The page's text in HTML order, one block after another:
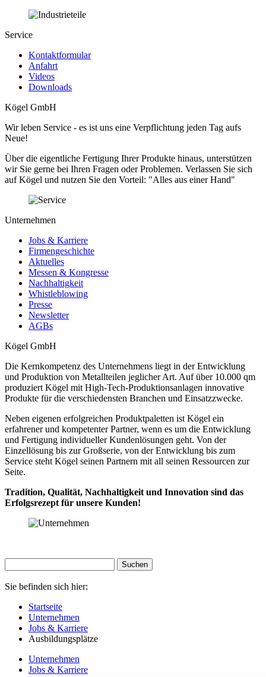
Service
Kontaktformular
Anfahrt
Videos
Downloads
Kögel GmbH
Wir leben Service - es ist uns eine Verpflichtung jeden Tag aufs
Neue!
Über die eigentliche Fertigung Ihrer Produkte hinaus, unterstützen
wir Sie gerne bei Ihren Fragen oder Problemen. Verlassen Sie sich
auf Kögel und nutzen Sie den Vorteil: "Alles aus einer Hand"
Unternehmen
Jobs & Karriere
Firmengeschichte
Aktuelles
Messen & Kongresse
Nachhaltigkeit
Whistleblowing
Presse
Newsletter
AGBs
Kögel GmbH
Die Kernkompetenz des Unternehmens liegt in der Entwicklung
und Produktion von Metallteilen jeglicher Art. Auf über 10.000 qm
produziert Kögel mit High-Tech-Produktionsanlagen innovative
Produkte für die verschiedensten Branchen und Einsatzzwecke.
Neben eigenen erfolgreichen Produktpaletten ist Kögel ein
erfahrener und kompetenter Partner, wenn es um die Entwicklung
und Fertigung individueller Kundenlösungen geht. Von der
Einzellösung bis zur Großserie, von der Entwicklung bis zum
Service steht Kögel seinen Partnern mit all seinen Ressourcen zur
Seite.
Tradition, Qualität, Nachhaltigkeit und Innovation sind das
Erfolgsrezept für unsere Kunden!
Sie befinden sich hier:
Startseite
Unternehmen
Jobs & Karriere
Ausbildungsplätze
Unternehmen
Jobs & Karriere